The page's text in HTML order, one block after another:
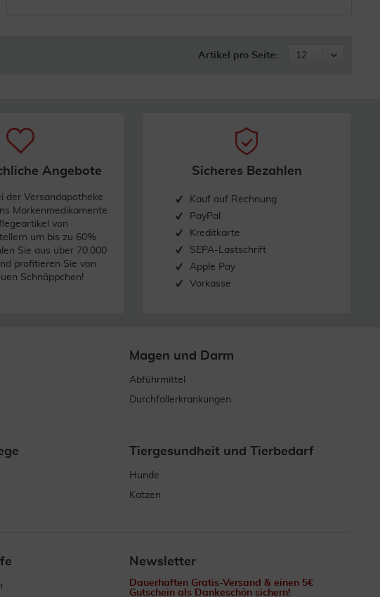
Artikel pro Seite:
Angebote
der Versandapotheke
Markenmedikamente
von
um bis zu 60%
Sie aus über 70.000
profitieren Sie von
Schnäppchen!
Sicheres Bezahlen
Kauf auf Rechnung
PayPal
Kreditkarte
SEPA-Lastschrift
Apple Pay
Vorkasse
Magen und Darm
Abführmittel
Durchfallerkrankungen
Tiergesundheit und Tierbedarf
Hunde
Katzen
Newsletter
Dauerhaften Gratis-Versand & einen 5€
Gutschein als Dankeschön sichern!